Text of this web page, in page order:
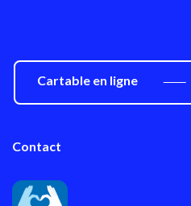
Cartable en ligne
Contact